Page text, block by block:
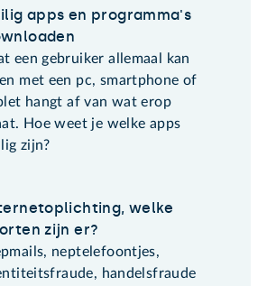
apps en programma's
een gebruiker allemaal kan
met een pc, smartphone of
hangt af van wat erop
Hoe weet je welke apps
zijn?
welke
zijn er?
neptelefoontjes,
handelsfraude